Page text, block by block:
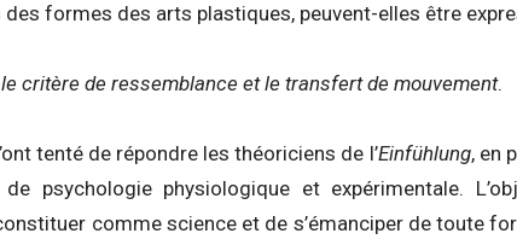
formes des arts plastiques, peuvent-elles être
critère de ressemblance et le transfert de mouvement.
tenté de répondre les théoriciens de l’Einfühlung, en
psychologie physiologique et expérimentale.
comme science et de s’émanciper de toute